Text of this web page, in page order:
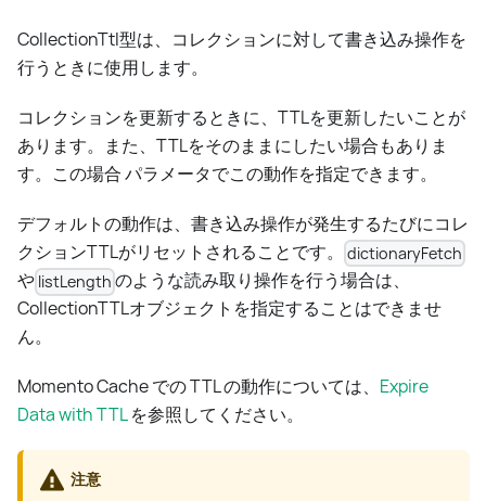
CollectionTtl型は、コレクションに対して書き込み操作を
行うときに使用します。
コレクションを更新するときに、TTLを更新したいことが
あります。また、TTLをそのままにしたい場合もありま
す。この場合 パラメータでこの動作を指定できます。
デフォルトの動作は、書き込み操作が発生するたびにコレ
クションTTLがリセットされることです。
dictionaryFetch
や listLength のような読み取り操作を行う場合は、
CollectionTTLオブジェクトを指定することはできませ
ん。
Momento Cache での TTL の動作については、 Expire
Data with TTLを参照してください。
注意